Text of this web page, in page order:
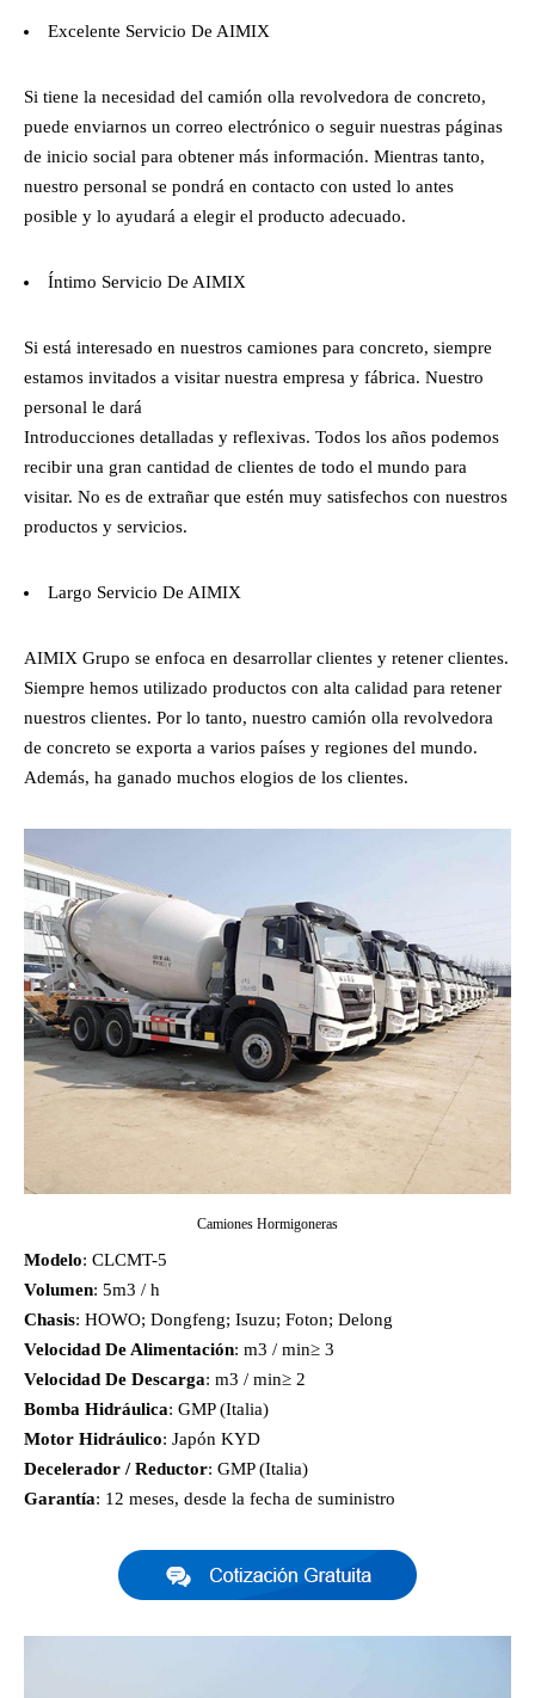
Excelente Servicio De AIMIX
Si tiene la necesidad del camión olla revolvedora de concreto,
puede enviarnos un correo electrónico o seguir nuestras páginas
de inicio social para obtener más información. Mientras tanto,
nuestro personal se pondrá en contacto con usted lo antes
posible y lo ayudará a elegir el producto adecuado.
Íntimo Servicio De AIMIX
Si está interesado en nuestros camiones para concreto, siempre
estamos invitados a visitar nuestra empresa y fábrica. Nuestro
personal le dará
Introducciones detalladas y reflexivas. Todos los años podemos
recibir una gran cantidad de clientes de todo el mundo para
visitar. No es de extrañar que estén muy satisfechos con nuestros
productos y servicios.
Largo Servicio De AIMIX
AIMIX Grupo se enfoca en desarrollar clientes y retener clientes.
Siempre hemos utilizado productos con alta calidad para retener
nuestros clientes. Por lo tanto, nuestro camión olla revolvedora
de concreto se exporta a varios países y regiones del mundo.
Además, ha ganado muchos elogios de los clientes.
Camiones Hormigoneras
Modelo: CLCMT-5
Volumen: 5m3 / h
Chasis: HOWO; Dongfeng; Isuzu; Foton; Delong
Velocidad De Alimentación: m3 / min≥ 3
Velocidad De Descarga: m3 / min≥ 2
Bomba Hidráulica: GMP (Italia)
Motor Hidráulico: Japón KYD
Decelerador / Reductor: GMP (Italia)
Garantía: 12 meses, desde la fecha de suministro